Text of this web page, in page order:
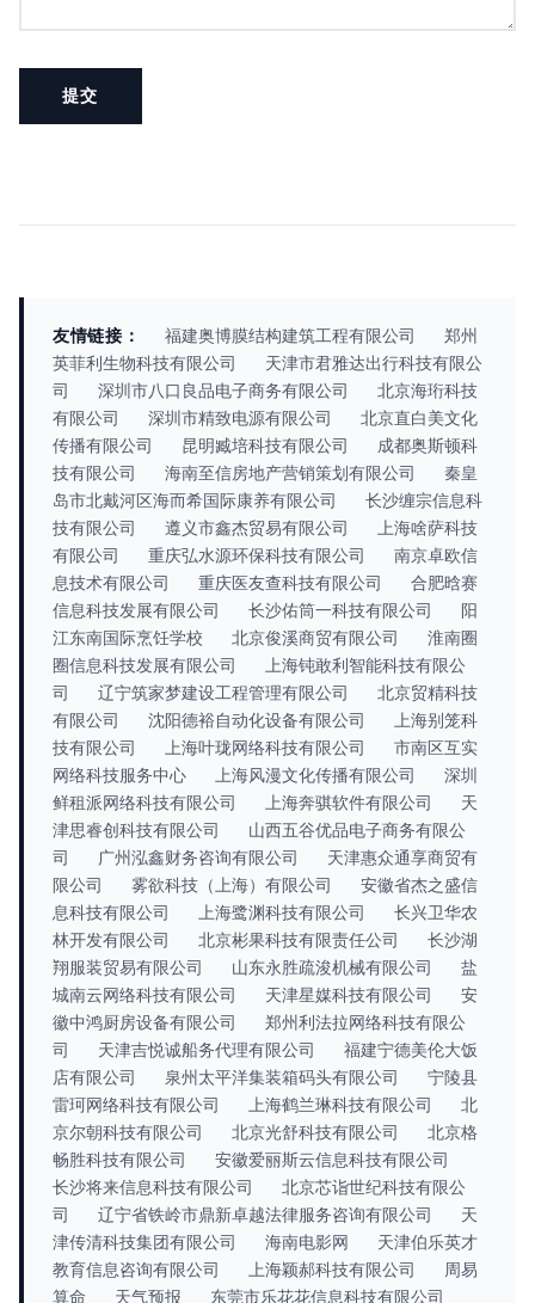
友情链接： 福建奥博膜结构建筑工程有限公司
郑州
英菲利生物科技有限公司
天津市君雅达出行科技有限公
司
深圳市八口良品电子商务有限公司
北京海珩科技
有限公司
深圳市精致电源有限公司
北京直白美文化
传播有限公司
昆明臧培科技有限公司
成都奥斯顿科
技有限公司
海南至信房地产营销策划有限公司
秦皇
岛市北戴河区海而希国际康养有限公司
长沙缠宗信息科
技有限公司
遵义市鑫杰贸易有限公司
上海啥萨科技
有限公司
重庆弘水源环保科技有限公司
南京卓欧信
息技术有限公司
重庆医友查科技有限公司
合肥晗赛
信息科技发展有限公司
长沙佑筒一科技有限公司
阳
江东南国际烹饪学校
北京俊溪商贸有限公司
淮南圈
圈信息科技发展有限公司
上海钝敢利智能科技有限公
司
辽宁筑家梦建设工程管理有限公司
北京贸精科技
有限公司
沈阳德裕自动化设备有限公司
上海别笼科
技有限公司
上海叶珑网络科技有限公司
市南区互实
网络科技服务中心
上海风漫文化传播有限公司
深圳
鲜租派网络科技有限公司
上海奔骐软件有限公司
天
津思睿创科技有限公司
山西五谷优品电子商务有限公
司
广州泓鑫财务咨询有限公司
天津惠众通享商贸有
限公司
雾欲科技（上海）有限公司
安徽省杰之盛信
息科技有限公司
上海鹭渊科技有限公司
长兴卫华农
林开发有限公司
北京彬果科技有限责任公司
长沙湖
翔服装贸易有限公司
山东永胜疏浚机械有限公司
盐
城南云网络科技有限公司
天津星媒科技有限公司
安
徽中鸿厨房设备有限公司
郑州利法拉网络科技有限公
司
天津吉悦诚船务代理有限公司
福建宁德美伦大饭
店有限公司
泉州太平洋集装箱码头有限公司
宁陵县
雷珂网络科技有限公司
上海鹤兰琳科技有限公司
北
京尔朝科技有限公司
北京光舒科技有限公司
北京格
畅胜科技有限公司
安徽爱丽斯云信息科技有限公司
长沙将来信息科技有限公司
北京芯诣世纪科技有限公
司
辽宁省铁岭市鼎新卓越法律服务咨询有限公司
天
津传清科技集团有限公司
海南电影网
天津伯乐英才
教育信息咨询有限公司
上海颖郝科技有限公司
周易
算命
天气预报 东莞市乐花花信息科技有限公司